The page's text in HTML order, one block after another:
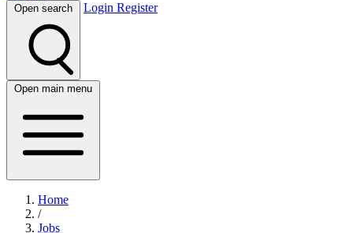
Open search Login Register
Open main menu
Home
/
Jobs